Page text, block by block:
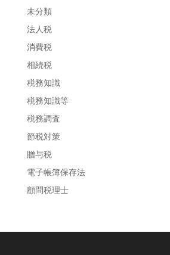
未分類
法人税
消費税
相続税
税務知識
税務知識等
税務調査
節税対策
贈与税
電子帳簿保存法
顧問税理士